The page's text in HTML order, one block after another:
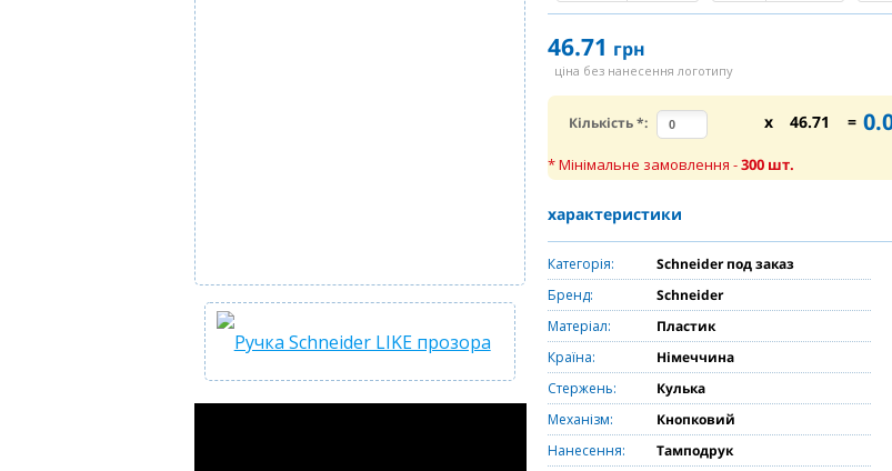
46.71 грн
ціна без нанесення логотипу
Кількість*: x 46.71 =
* Мінімальне замовлення -300шт.
характеристики
Категорія:
Schneider под заказ
Бренд:
Schneider
Матеріал:
Пластик
Країна:
Німеччина
Стержень:
Кулька
Механізм:
Кнопковий
Нанесення:
Тамподрук